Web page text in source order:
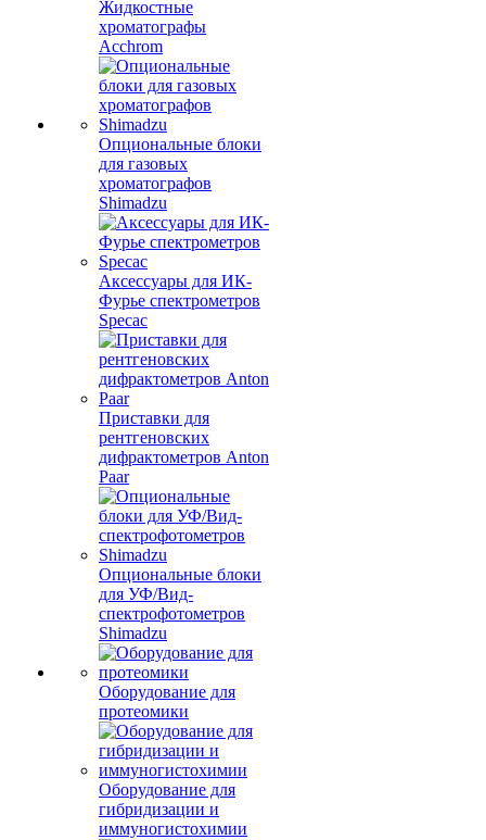
Жидкостные
хроматографы
Acchrom
Опциональные блоки
для газовых
хроматографов
Shimadzu
Аксессуары для ИК-
Фурье спектрометров
Specac
Приставки для
рентгеновских
дифрактометров Anton
Paar
Опциональные блоки
для УФ/Вид-
спектрофотометров
Shimadzu
Оборудование для
протеомики
Оборудование для
гибридизации и
иммуногистохимии